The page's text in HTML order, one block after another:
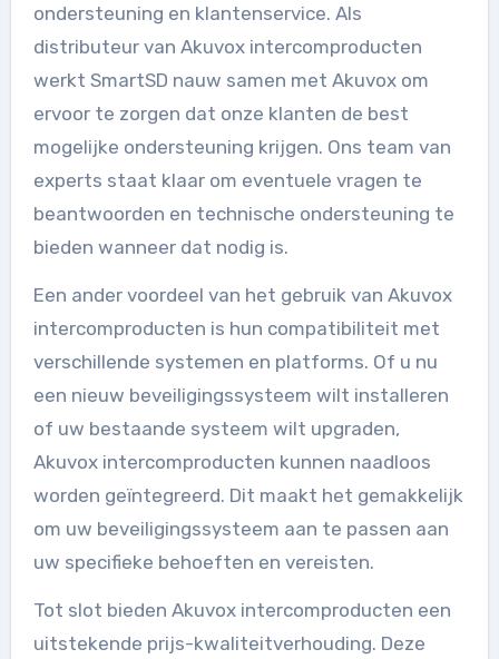
ondersteuning en klantenservice. Als
distributeur van Akuvox intercomproducten
werkt SmartSD nauw samen met Akuvox om
ervoor te zorgen dat onze klanten de best
mogelijke ondersteuning krijgen. Ons team van
experts staat klaar om eventuele vragen te
beantwoorden en technische ondersteuning te
bieden wanneer dat nodig is.
Een ander voordeel van het gebruik van Akuvox
intercomproducten is hun compatibiliteit met
verschillende systemen en platforms. Of u nu
een nieuw beveiligingssysteem wilt installeren
of uw bestaande systeem wilt upgraden,
Akuvox intercomproducten kunnen naadloos
worden geïntegreerd. Dit maakt het gemakkelijk
om uw beveiligingssysteem aan te passen aan
uw specifieke behoeften en vereisten.
Tot slot bieden Akuvox intercomproducten een
uitstekende prijs-kwaliteitverhouding. Deze